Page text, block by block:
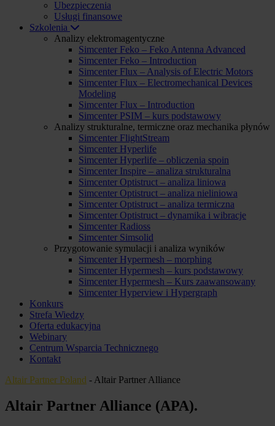
Ubezpieczenia
Usługi finansowe
Szkolenia
Analizy elektromagentyczne
Simcenter Feko – Feko Antenna Advanced
Simcenter Feko – Introduction
Simcenter Flux – Analysis of Electric Motors
Simcenter Flux – Electromechanical Devices
Modeling
Simcenter Flux – Introduction
Simcenter PSIM – kurs podstawowy
Analizy strukturalne, termiczne oraz mechanika płynów
Simcenter FlightStream
Simcenter Hyperlife
Simcenter Hyperlife – obliczenia spoin
Simcenter Inspire – analiza strukturalna
Simcenter Optistruct – analiza liniowa
Simcenter Optistruct – analiza nieliniowa
Simcenter Optistruct – analiza termiczna
Simcenter Optistruct – dynamika i wibracje
Simcenter Radioss
Simcenter Simsolid
Przygotowanie symulacji i analiza wyników
Simcenter Hypermesh – morphing
Simcenter Hypermesh – kurs podstawowy
Simcenter Hypermesh – Kurs zaawansowany
Simcenter Hyperview i Hypergraph
Konkurs
Strefa Wiedzy
Oferta edukacyjna
Webinary
Centrum Wsparcia Technicznego
Kontakt
Altair Partner Poland -Altair Partner Alliance
Altair Partner Alliance (APA).